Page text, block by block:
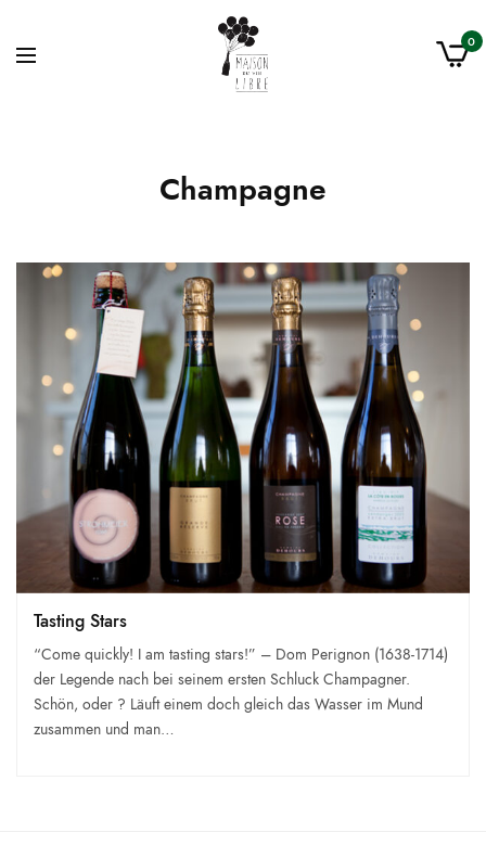
0
Champagne
Tasting Stars
“Come quickly! I am tasting stars!” – Dom Perignon (1638-1714)
der Legende nach bei seinem ersten Schluck Champagner.
Schön, oder ? Läuft einem doch gleich das Wasser im Mund
zusammen und man…